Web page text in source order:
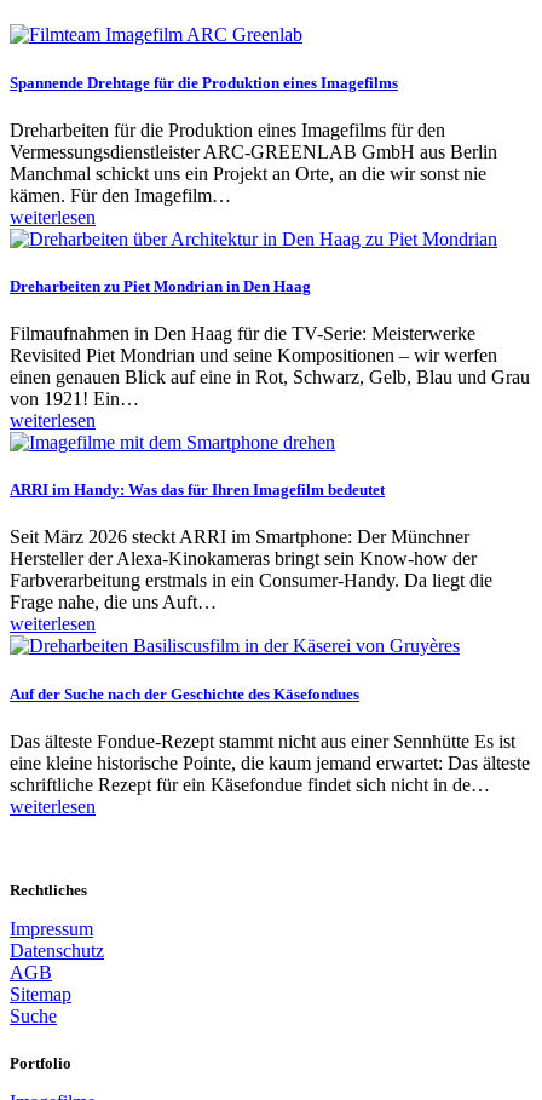
Spannende Drehtage für die Produktion eines Imagefilms
Dreharbeiten für die Produktion eines Imagefilms für den
Vermessungsdienstleister ARC-GREENLAB GmbH aus Berlin
Manchmal schickt uns ein Projekt an Orte, an die wir sonst nie
kämen. Für den Imagefilm…
weiterlesen
Dreharbeiten zu Piet Mondrian in Den Haag
Filmaufnahmen in Den Haag für die TV-Serie: Meisterwerke
Revisited Piet Mondrian und seine Kompositionen – wir werfen
einen genauen Blick auf eine in Rot, Schwarz, Gelb, Blau und Grau
von 1921! Ein…
weiterlesen
ARRI im Handy: Was das für Ihren Imagefilm bedeutet
Seit März 2026 steckt ARRI im Smartphone: Der Münchner
Hersteller der Alexa-Kinokameras bringt sein Know-how der
Farbverarbeitung erstmals in ein Consumer-Handy. Da liegt die
Frage nahe, die uns Auft…
weiterlesen
Auf der Suche nach der Geschichte des Käsefondues
Das älteste Fondue-Rezept stammt nicht aus einer Sennhütte Es ist
eine kleine historische Pointe, die kaum jemand erwartet: Das älteste
schriftliche Rezept für ein Käsefondue findet sich nicht in de…
weiterlesen
Rechtliches
Impressum
Datenschutz
AGB
Sitemap
Suche
Portfolio